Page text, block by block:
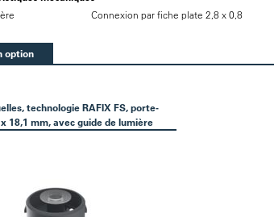
Connexion par fiche plate 2,8 x 0,8
option
technologie RAFIX FS, porte-
18,1 mm, avec guide de lumière